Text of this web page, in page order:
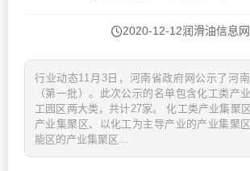
2020-12-12润滑油信息网
行业动态11月3日，河南省政府网公示了河
（第一批）。此次公示的名单包含化工类产
工园区两大类，共计27家。 化工类产业集聚
产业集聚区、以化工为主导产业的产业集聚
能区的产业集聚区...